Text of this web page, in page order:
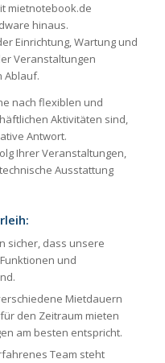
mietnotebook.de
hinaus.
Einrichtung, Wartung und
Veranstaltungen
Ablauf.
nach flexiblen und
Aktivitäten sind,
Antwort.
Ihrer Veranstaltungen,
Ausstattung
sicher, dass unsere
und
Mietdauern
den Zeitraum mieten
am besten entspricht.
Team steht